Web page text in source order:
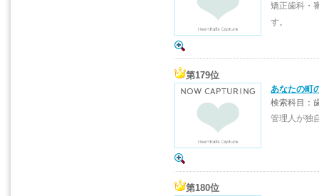
矯正歯科・
す。
第179位
あなたの町
検索科目：
管理人が独
第180位